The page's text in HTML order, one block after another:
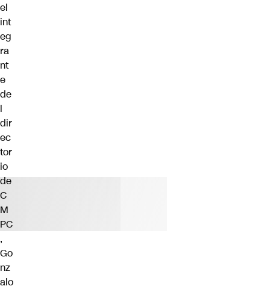
el
int
eg
ra
nt
e
de
l
dir
ec
tor
io
de
C
M
PC
,
Go
nz
alo